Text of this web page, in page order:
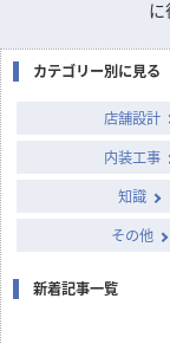
店舗開
店舗設計施工.comで